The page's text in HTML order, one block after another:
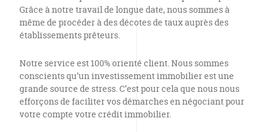
Grâce à notre travail de longue date, nous sommes à
même de procéder à des décotes de taux auprès des
établissements prêteurs.
Notre service est 100% orienté client. Nous sommes
conscients qu’un investissement immobilier est une
grande source de stress. C’est pour cela que nous nous
efforçons de faciliter vos démarches en négociant pour
votre compte votre crédit immobilier.